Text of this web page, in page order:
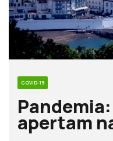
COVID-19
apertam